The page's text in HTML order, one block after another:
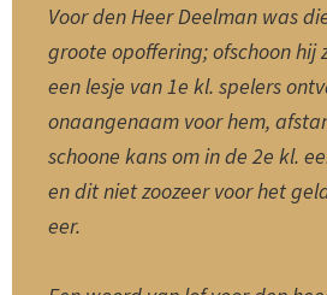
Voor den Heer Deelman was
groote opoffering; ofschoon hij
een lesje van 1e kl. spelers
onaangenaam voor hem,
schoone kans om in de 2e kl.
en dit niet zoozeer voor het
eer.